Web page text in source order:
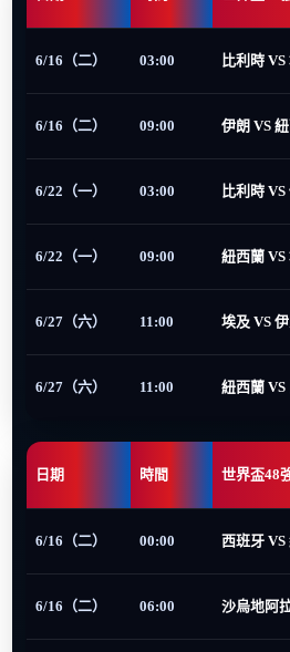
6/16（二） 03:00 比利時 VS
6/16（二） 09:00 伊朗 VS
6/22（一） 03:00 比利時 VS
6/22（一） 09:00 紐西蘭 VS
6/27（六） 11:00 埃及 VS
6/27（六） 11:00 紐西蘭 VS
日期 時間 世界盃48
6/16（二） 00:00 西班牙 VS
6/16（二） 06:00 沙烏地阿